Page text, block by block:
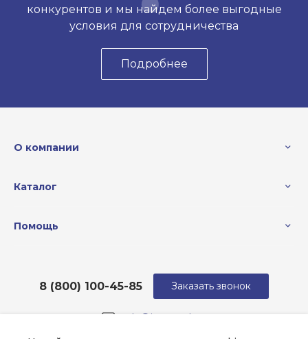
конкурентов и мы найдем более выгодные
условия для сотрудничества
Подробнее
О компании
Каталог
Помощь
sale@intecweb.ru
8 (800) 100-45-85 Заказать звонок